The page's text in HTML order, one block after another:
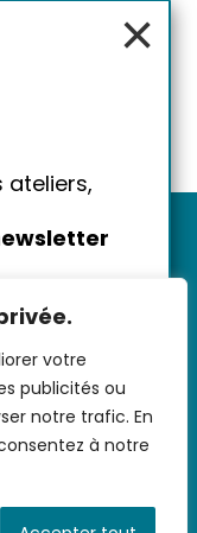
votre
publicités ou
notre trafic. En
à notre
-Données
- FAQ
×
ateliers,